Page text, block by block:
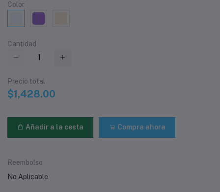
Color
Cantidad
Precio total
$1,428.00
Añadir a la cesta Compra ahora
Reembolso
No Aplicable